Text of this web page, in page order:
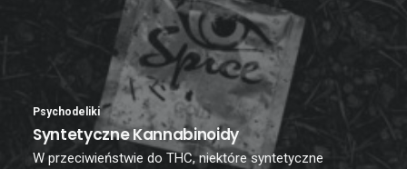
Psychodeliki
Syntetyczne Kannabinoidy
W przeciwieństwie do THC, niektóre syntetyczne